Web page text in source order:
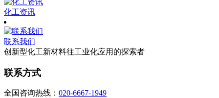
化工资讯
联系我们
创新型化工新材料往工业化应用的探索者
联系方式
全国咨询热线： 020-6667-1949